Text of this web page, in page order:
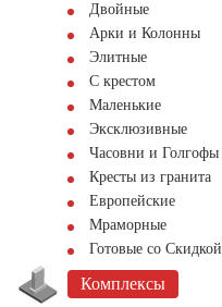
Двойные
Арки и Колонны
Элитные
С крестом
Маленькие
Эксклюзивные
Часовни и Голгофы
Кресты из гранита
Европейские
Мраморные
Готовые со Скидкой
Комплексы